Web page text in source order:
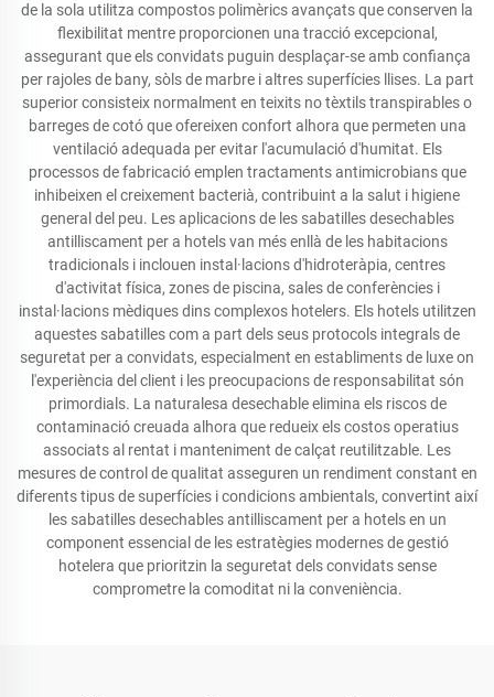
de la sola utilitza compostos polimèrics avançats que conserven la
flexibilitat mentre proporcionen una tracció excepcional,
assegurant que els convidats puguin desplaçar-se amb confiança
per rajoles de bany, sòls de marbre i altres superfícies llises. La part
superior consisteix normalment en teixits no tèxtils transpirables o
barreges de cotó que ofereixen confort alhora que permeten una
ventilació adequada per evitar l'acumulació d'humitat. Els
processos de fabricació emplen tractaments antimicrobians que
inhibeixen el creixement bacterià, contribuint a la salut i higiene
general del peu. Les aplicacions de les sabatilles desechables
antilliscament per a hotels van més enllà de les habitacions
tradicionals i inclouen instal·lacions d'hidroteràpia, centres
d'activitat física, zones de piscina, sales de conferències i
instal·lacions mèdiques dins complexos hotelers. Els hotels utilitzen
aquestes sabatilles com a part dels seus protocols integrals de
seguretat per a convidats, especialment en establiments de luxe on
l'experiència del client i les preocupacions de responsabilitat són
primordials. La naturalesa desechable elimina els riscos de
contaminació creuada alhora que redueix els costos operatius
associats al rentat i manteniment de calçat reutilitzable. Les
mesures de control de qualitat asseguren un rendiment constant en
diferents tipus de superfícies i condicions ambientals, convertint així
les sabatilles desechables antilliscament per a hotels en un
component essencial de les estratègies modernes de gestió
hotelera que prioritzin la seguretat dels convidats sense
comprometre la comoditat ni la conveniència.